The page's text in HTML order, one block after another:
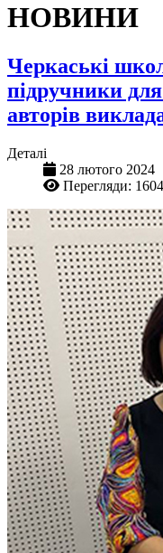
НОВИНИ
Черкаські
підручники
авторів
Деталі
28 лютого 2024
Перегляди: 1604